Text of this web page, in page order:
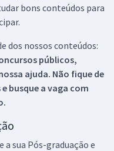
bons conteúdos para
dos nossos conteúdos:
públicos,
ajuda. Não fique de
busque a vaga com
a sua Pós-graduação e